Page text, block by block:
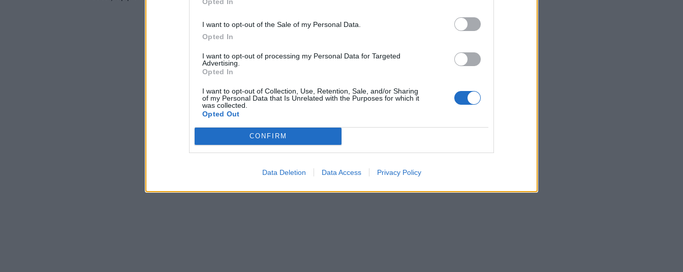
I want to opt-out of the Sale of my Personal Data.
Opted In
I want to opt-out of processing my Personal Data for Targeted
Advertising.
Opted In
I want to opt-out of Collection, Use, Retention, Sale, and/or Sharing
of my Personal Data that Is Unrelated with the Purposes for which it
was collected.
Opted Out
CONFIRM
Data Deletion Data Access Privacy Policy